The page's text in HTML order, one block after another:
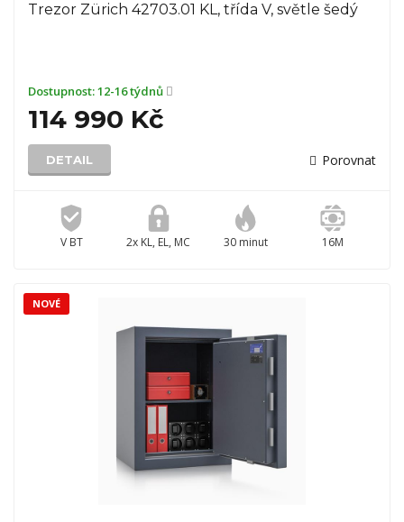
Trezor Zürich 42703.01 KL, třída V, světle šedý
Dostupnost:12-16 týdnů
114 990 Kč
DETAIL Porovnat
V BT 2x KL, EL, MC 30 minut 16M
NOVÉ